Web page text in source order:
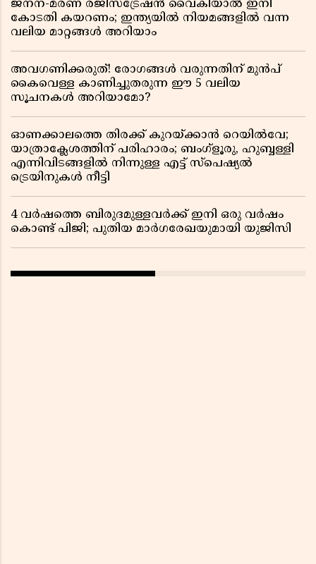
ജനന-മരണ രജിസ്ട്രേഷൻ വൈകിയാൽ ഇനി
കോടതി കയറണം; ഇന്ത്യയിൽ നിയമങ്ങളിൽ വന്ന
വലിയ മാറ്റങ്ങൾ അറിയാം
അവഗണിക്കരുത്! രോഗങ്ങൾ വരുന്നതിന് മുൻപ്
കൈവെള്ള കാണിച്ചുതരുന്ന ഈ 5 വലിയ
സൂചനകൾ അറിയാമോ?
ഓണക്കാലത്തെ തിരക്ക് കുറയ്ക്കാൻ റെയിൽവേ;
യാത്രാക്ലേശത്തിന് പരിഹാരം; ബംഗ്ളൂരു, ഹുബ്ബള്ളി
എന്നിവിടങ്ങളിൽ നിന്നുള്ള എട്ട് സ്പെഷ്യൽ
ട്രെയിനുകൾ നീട്ടി
4 വർഷത്തെ ബിരുദമുള്ളവർക്ക് ഇനി ഒരു വർഷം
കൊണ്ട് പിജി; പുതിയ മാർഗരേഖയുമായി യുജിസി